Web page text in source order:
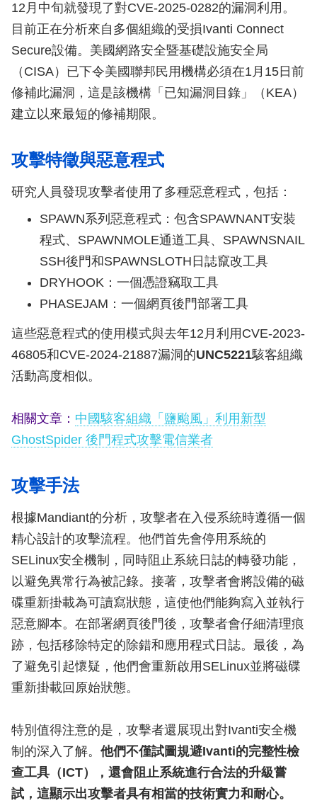
12月中旬就發現了對CVE-2025-0282的漏洞利用。
目前正在分析來自多個組織的受損Ivanti Connect
Secure設備。美國網路安全暨基礎設施安全局
（CISA）已下令美國聯邦民用機構必須在1月15日前
修補此漏洞，這是該機構「已知漏洞目錄」（KEA）
建立以來最短的修補期限。
攻擊特徵與惡意程式
研究人員發現攻擊者使用了多種惡意程式，包括：
SPAWN系列惡意程式：包含SPAWNANT安裝
程式、SPAWNMOLE通道工具、SPAWNSNAIL
SSH後門和SPAWNSLOTH日誌竄改工具
DRYHOOK：一個憑證竊取工具
PHASEJAM：一個網頁後門部署工具
這些惡意程式的使用模式與去年12月利用CVE-2023-
46805和CVE-2024-21887漏洞的UNC5221駭客組織
活動高度相似。
相關文章： 中國駭客組織「鹽颱風」利用新型
GhostSpider 後門程式攻擊電信業者
攻擊手法
根據Mandiant的分析，攻擊者在入侵系統時遵循一個
精心設計的攻擊流程。他們首先會停用系統的
SELinux安全機制，同時阻止系統日誌的轉發功能，
以避免異常行為被記錄。接著，攻擊者會將設備的磁
碟重新掛載為可讀寫狀態，這使他們能夠寫入並執行
惡意腳本。在部署網頁後門後，攻擊者會仔細清理痕
跡，包括移除特定的除錯和應用程式日誌。最後，為
了避免引起懷疑，他們會重新啟用SELinux並將磁碟
重新掛載回原始狀態。
特別值得注意的是，攻擊者還展現出對Ivanti安全機
制的深入了解。 他們不僅試圖規避Ivanti的完整性檢
查工具（ICT），還會阻止系統進行合法的升級嘗
試，這顯示出攻擊者具有相當的技術實力和耐心。